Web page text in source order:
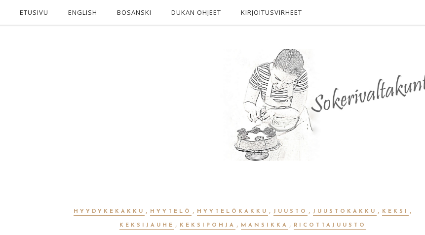
ETUSIVU ENGLISH BOSANSKI DUKAN OHJEET KIRJOITUSVIRHEET
HYYDYKEKAKKU , HYYTELÖ , HYYTELÖKAKKU , JUUSTO , JUUSTOKAKKU , KEKSI ,
KEKSIJAUHE , KEKSIPOHJA , MANSIKKA , RICOTTAJUUSTO